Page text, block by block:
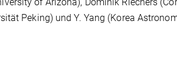
of Arizona), Dominik Riechers
Peking) und Y. Yang (Korea